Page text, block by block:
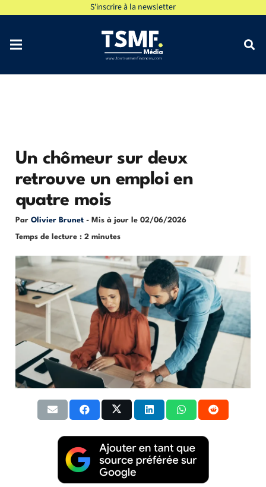
S'inscrire à la newsletter
Un chômeur sur deux
retrouve un emploi en
quatre mois
Par Olivier Brunet - Mis à jour le 02/06/2026
Temps de lecture : 2 minutes